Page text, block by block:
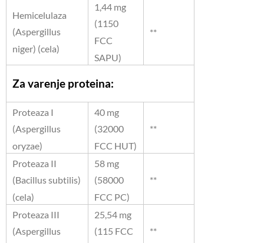
Hemicelulaza
(Aspergillus
niger) (cela)
1,44 mg
(1150
FCC
SAPU)
**
Za varenje proteina:
Proteaza I
(Aspergillus
oryzae)
40 mg
(32000
FCC HUT)
**
Proteaza II
(Bacillus subtilis)
(cela)
58 mg
(58000
FCC PC)
**
Proteaza III
(Aspergillus
25,54 mg
(115 FCC
**